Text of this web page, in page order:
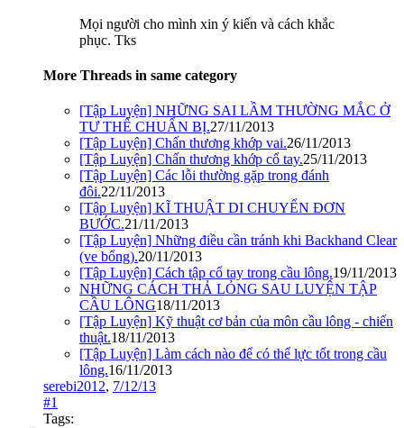
Mọi người cho mình xin ý kiến và cách khắc
phục. Tks
More Threads in same category
[Tập Luyện] NHỮNG SAI LẦM THƯỜNG MẮC Ở
TƯ THẾ CHUẨN BỊ.27/11/2013
[Tập Luyện] Chấn thương khớp vai.26/11/2013
[Tập Luyện] Chấn thương khớp cổ tay.25/11/2013
[Tập Luyện] Các lỗi thường gặp trong đánh
đôi.22/11/2013
[Tập Luyện] KĨ THUẬT DI CHUYỂN ĐƠN
BƯỚC.21/11/2013
[Tập Luyện] Những điều cần tránh khi Backhand Clear
(ve bổng).20/11/2013
[Tập Luyện] Cách tập cổ tay trong cầu lông.19/11/2013
NHỮNG CÁCH THẢ LỎNG SAU LUYỆN TẬP
CẦU LÔNG18/11/2013
[Tập Luyện] Kỹ thuật cơ bản của môn cầu lông - chiến
thuật.18/11/2013
[Tập Luyện] Làm cách nào để có thể lực tốt trong cầu
lông.16/11/2013
serebi2012, 7/12/13
#1
Tags: